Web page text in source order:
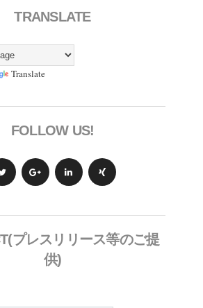
TRANSLATE
Translate
FOLLOW US!
プレスリリース等のご提
供)